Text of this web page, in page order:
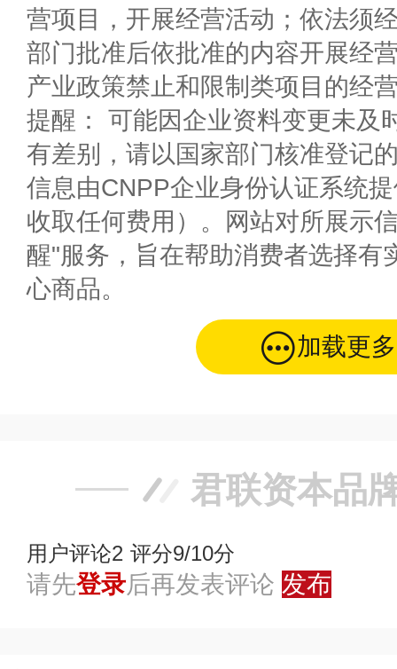
营项目，开展经营活动；依法须
部门批准后依批准的内容开展经
产业政策禁止和限制类项目的经
提醒： 可能因企业资料变更未及
有差别，请以国家部门核准登记
信息由CNPP企业身份认证系统
收取任何费用）。网站对所展示
醒"服务，旨在帮助消费者选择有
心商品。
加载更多
君联资本品
用户评论2 评分9/10分
请先登录后再发表评论 发布